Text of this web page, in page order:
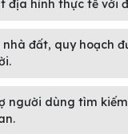
địa hình thực tế với
nhà đất, quy hoạch
người dùng tìm